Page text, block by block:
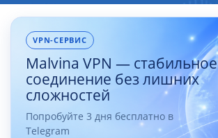
VPN-СЕРВИС
Malvina VPN — стабильное
соединение без лишних
сложностей
Попробуйте 3 дня бесплатно в
Telegram